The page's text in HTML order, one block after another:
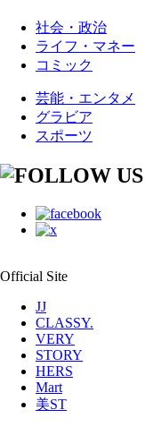
社会・政治
ライフ・マネー
コミック
芸能・エンタメ
グラビア
スポーツ
Official Site
JJ
CLASSY.
VERY
STORY
HERS
Mart
美ST